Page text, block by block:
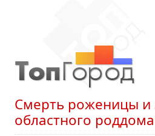
Смерть роженицы и
областного